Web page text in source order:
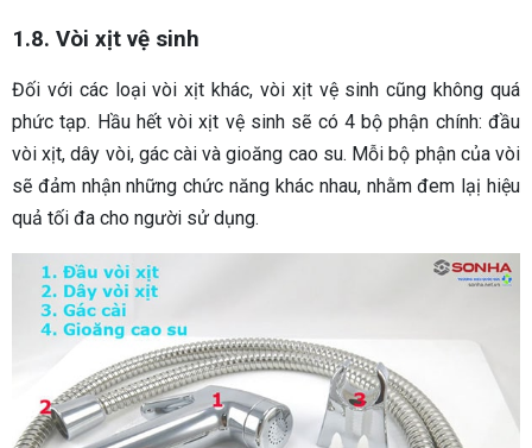
1.8. Vòi xịt vệ sinh
Đối với các loại vòi xịt khác, vòi xịt vệ sinh cũng không quá
phức tạp. Hầu hết vòi xịt vệ sinh sẽ có 4 bộ phận chính: đầu
vòi xịt, dây vòi, gác cài và gioăng cao su. Mỗi bộ phận của vòi
sẽ đảm nhận những chức năng khác nhau, nhằm đem lạị hiệu
quả tối đa cho người sử dụng.